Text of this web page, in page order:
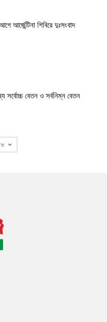
আর্জেন্টিনা শিবিরে দুঃসংবাদ
সর্বোচ্চ বেতন ও সর্বনিম্ন বেতন